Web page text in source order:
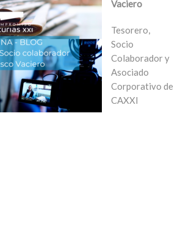
Vaciero
Tesorero,
Socio
Colaborador y
Asociado
Corporativo de
CAXXI